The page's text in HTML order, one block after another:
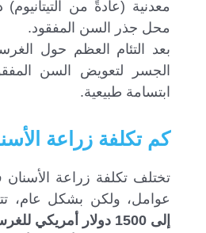
معدنية (عادةً من
محل جذر السن المفقود.
بعد التئام العظم حول
الجسر لتعويض السن
ابتسامة طبيعية.
كم تكلفة زراعة
تختلف تكلفة زراعة
عوامل، ولكن بشكل عام،
إلى 1500 دولار أمريكي للغرسة الواحدة